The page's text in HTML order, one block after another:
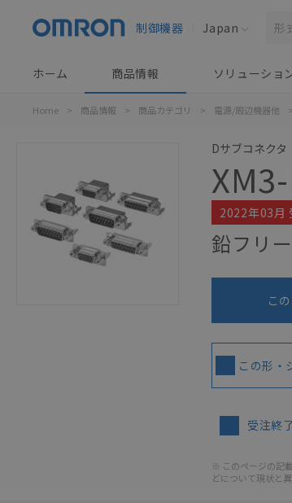
制御機器 Japan
ホーム 商品情報 ソリューショ
Home > 商品情報 > 商品カテゴリ > 電源/周辺機器他 >
Dサブコネクタ
2022年03月
鉛フリ
こ
この形・
受注終
※ このページの記
どについて現状と